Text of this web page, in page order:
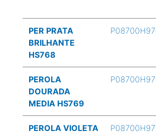
PER PRATA
BRILHANTE
HS768
PEROLA
DOURADA
MEDIA HS769
PEROLA VIOLETA